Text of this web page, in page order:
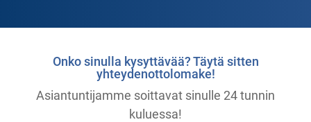
Onko sinulla kysyttävää? Täytä sitten
yhteydenottolomake!
Asiantuntijamme soittavat sinulle 24 tunnin
kuluessa!